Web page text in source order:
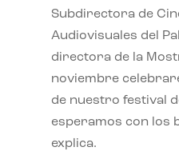
Subdirectora de
Audiovisuales del
directora de la
noviembre
de nuestro festival
esperamos con los
explica.